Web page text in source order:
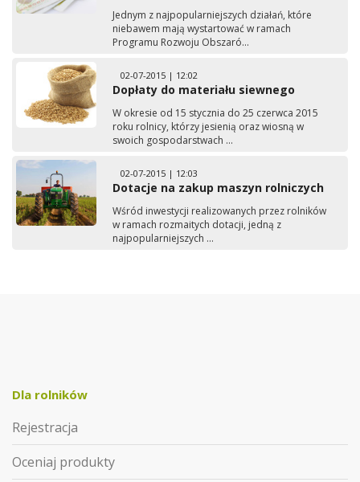
Jednym z najpopularniejszych działań, które
niebawem mają wystartować w ramach
Programu Rozwoju Obszaró...
02-07-2015 | 12:02
Dopłaty do materiału siewnego
W okresie od 15 stycznia do 25 czerwca 2015
roku rolnicy, którzy jesienią oraz wiosną w
swoich gospodarstwach ...
02-07-2015 | 12:03
Dotacje na zakup maszyn rolniczych
Wśród inwestycji realizowanych przez rolników
w ramach rozmaitych dotacji, jedną z
najpopularniejszych ...
Dla rolników
Rejestracja
Oceniaj produkty